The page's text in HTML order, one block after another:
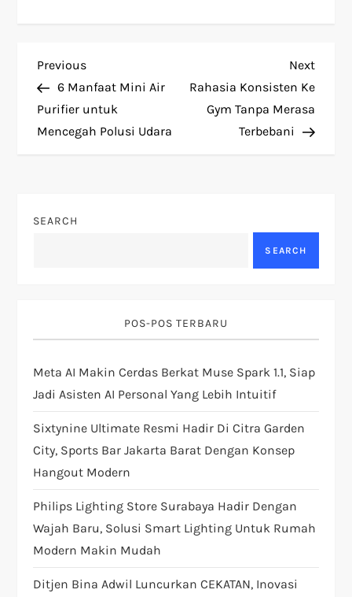
P
o
s
n
i
g
a
t
i
o
n
Previous
Post
Previous
6 Manfaat Mini Air
Purifier untuk
Mencegah Polusi Udara
Next
Post
Next
Rahasia Konsisten Ke
Gym Tanpa Merasa
Terbebani
SEARCH
SEARCH
POS-POS TERBARU
Meta AI Makin Cerdas Berkat Muse Spark 1.1, Siap
Jadi Asisten AI Personal Yang Lebih Intuitif
Sixtynine Ultimate Resmi Hadir Di Citra Garden
City, Sports Bar Jakarta Barat Dengan Konsep
Hangout Modern
Philips Lighting Store Surabaya Hadir Dengan
Wajah Baru, Solusi Smart Lighting Untuk Rumah
Modern Makin Mudah
Ditjen Bina Adwil Luncurkan CEKATAN, Inovasi